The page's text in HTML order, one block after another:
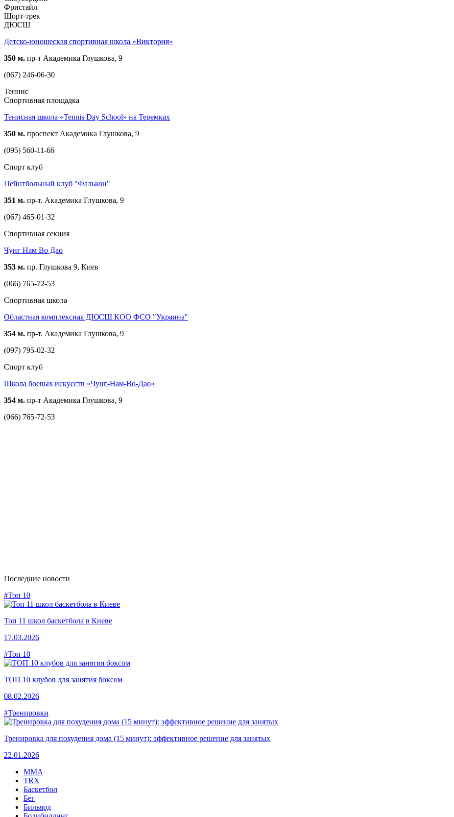
Фристайл
Шорт-трек
ДЮСШ
Детско-юношеская спортивная школа «Виктория»
350 м. пр-т Академика Глушкова, 9
(067) 246-06-30
Теннис
Спортивная площадка
Тенисная школа «Tennis Day School» на Теремках
350 м. проспект Академика Глушкова, 9
(095) 560-11-66
Спорт клуб
Пейнтбольный клуб "Фалькон"
351 м. пр-т. Академика Глушкова, 9
(067) 465-01-32
Спортивная секция
Чунг Нам Во Дао
353 м. пр. Глушкова 9, Киев
(066) 765-72-53
Спортивная школа
Областная комплексная ДЮСШ КОО ФСО "Украина"
354 м. пр-т. Академика Глушкова, 9
(097) 795-02-32
Спорт клуб
Школа боевых искусств «Чунг-Нам-Во-Дао»
354 м. пр-т Академика Глушкова, 9
(066) 765-72-53
Последние новости
#Топ 10
Топ 11 школ баскетбола в Киеве
17.03.2026
#Топ 10
ТОП 10 клубов для занятия боксом
08.02.2026
#Тренировки
Тренировка для похудения дома (15 минут): эффективное решение для занятых
22.01.2026
MMA
TRX
Баскетбол
Бег
Бильярд